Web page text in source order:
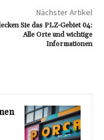
Nächster Artikel
Sie das PLZ-Gebiet 04:
Alle Orte und wichtige
Informationen